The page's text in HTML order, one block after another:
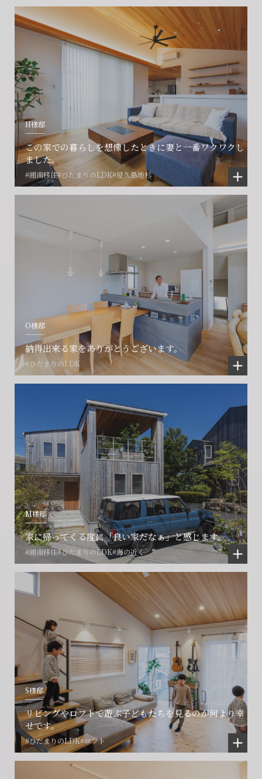
H様邸
この家での暮らしを想像したときに妻と一番ワクワクし
ました。
#湘南移住#ひだまりのLDK#屋久島地杉
O様邸
納得出来る家をありがとうございます。
#ひだまりのLDK
M様邸
家に帰ってくる度に「良い家だなぁ」と感じます。
#湘南移住#ひだまりのLDK#海の近く
S様邸
リビングやロフトで遊ぶ子どもたちを見るのが何より幸
せです。
#ひだまりのLDK#ロフト
会社に関することや物件についての
ご相談はこちら
フォームからのお問い合わせ
CONTACT
お電話でのお問い合わせ
0466-24-2478
営業時間9:30~18:30 水曜定休
賃貸物件入居者様の
お困りごとのご相談はこちら
解約のお申し込み
CONTACT
プロコール24ご利用の方
0120-073-386
土地の活用・賃貸経営に関する
ご相談はこちら
フォームからのお問い合わせ
CONTACT
賃貸管理事業部へのお問い合わせ
0466-24-2478
営業時間9:30~18:30 水曜定休